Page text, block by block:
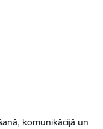
komunikācijā un